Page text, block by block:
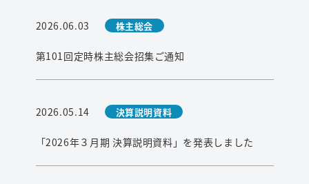
2026.06.03 株主総会
第101回定時株主総会招集ご通知
2026.05.14 決算説明資料
「2026年３月期 決算説明資料」を発表しました